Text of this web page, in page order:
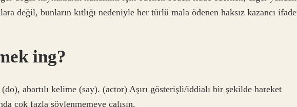
değil, bunların kıtlığı nedeniyle her türlü mala ödenen haksız kazancı ifade
ing?
abartılı kelime (say). (actor) Aşırı gösterişli/iddialı bir şekilde hareket
çok fazla söylenmemeye çalışın.